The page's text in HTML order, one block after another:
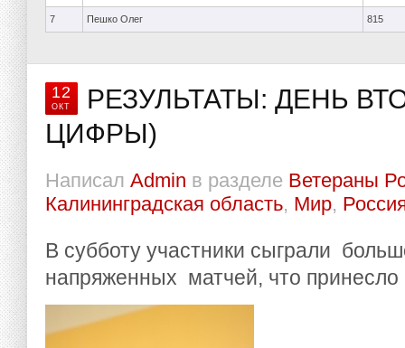
7 Пешко Олег 815
12
ОКТ
РЕЗУЛЬТАТЫ: ДЕНЬ
ЦИФРЫ)
Написал Admin в разделе Ветераны
Калининградская область, Мир,
В субботу участники сыграли
напряженных матчей, что